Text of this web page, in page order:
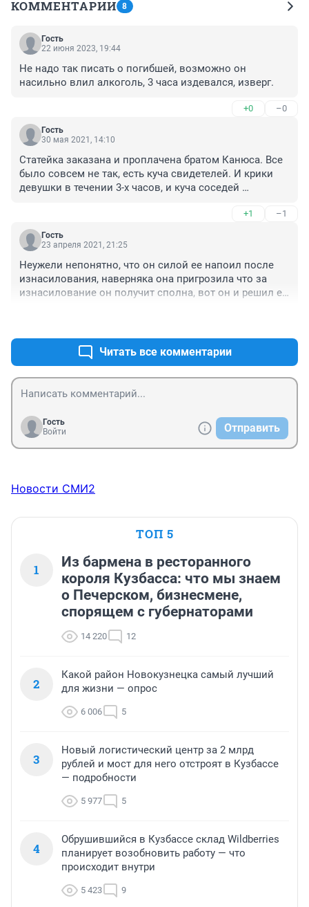
КОММЕНТАРИИ 8
Гость
22 июня 2023, 19:44
Не надо так писать о погибшей, возможно он
насильно влил алкоголь, 3 часа издевался, изверг.
+0 –0
Гость
30 мая 2021, 14:10
Статейка заказана и проплачена братом Канюса. Все
было совсем не так, есть куча свидетелей. И крики
девушки в течении 3-х часов, и куча соседей
Веру убивать будет, поэтому братец и приехал. Короче,
пытаются отмазать убийцу. А Тумандеева судья
уличил во лжи. Кстати изнасилование судмедексперт
+1 –1
Гость
23 апреля 2021, 21:25
Неужели непонятно, что он силой ее напоил после
изнасилования, наверняка она пригрозила что за
изнасилование он получит сполна, вот он и решил ее
Читать все комментарии
Гость
Войти
Отправить
Новости СМИ2
ТОП 5
1
Из бармена в ресторанного
короля Кузбасса: что мы знаем
о Печерском, бизнесмене,
спорящем с губернаторами
14 220 12
2
Какой район Новокузнецка самый лучший
для жизни — опрос
6 006 5
3
Новый логистический центр за 2 млрд
рублей и мост для него отстроят в Кузбассе
— подробности
5 977 5
4
Обрушившийся в Кузбассе склад Wildberries
планирует возобновить работу — что
происходит внутри
5 423 9